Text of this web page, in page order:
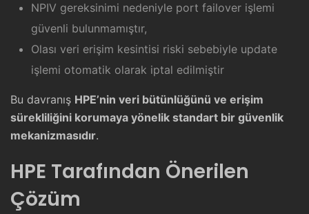
NPIV gereksinimi nedeniyle port failover işlemi
güvenli bulunmamıştır,
Olası veri erişim kesintisi riski sebebiyle update
işlemi otomatik olarak iptal edilmiştir
Bu davranış HPE’nin veri bütünlüğünü ve erişim
sürekliliğini korumaya yönelik standart bir güvenlik
mekanizmasıdır.
HPE Tarafından Önerilen
Çözüm